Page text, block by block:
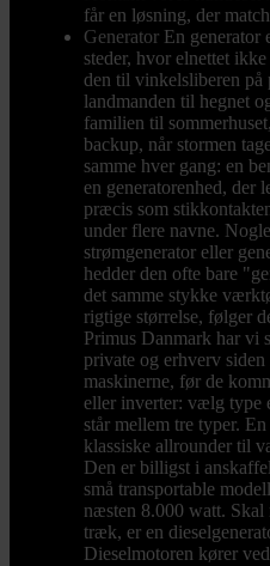
får en løsning, der
Generator En generator
steder, hvor elnettet
den til vinkelsliberen på
landmanden til hegnet
familien til
backup, når stormen
samme hver gang: en
en generatorenhed, der
præcis som
under flere navne.
strømgenerator eller
hedder den ofte bare
det samme stykke
rigtige størrelse, følger
Primus Danmark har vi
private og erhverv
maskinerne, før de
eller inverter: vælg type
står mellem tre typer.
klassiske allrounder til
Den er billigst i
små transportable
næsten 8.000 watt. Skal
træk, er en
Dieselmotoren kører